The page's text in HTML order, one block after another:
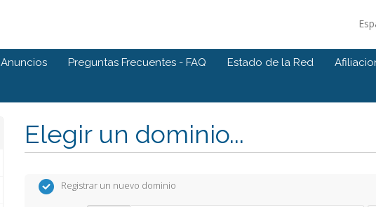
Anuncios Preguntas Frecuentes - FAQ Estado de la Red
Elegir un dominio...
Registrar un nuevo dominio